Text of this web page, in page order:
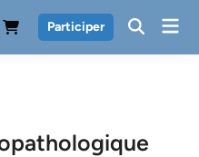
Participer